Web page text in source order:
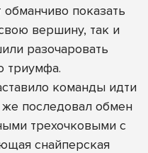
показать
вершину, так и
разочаровать
команды идти
последовал обмен
трехочковыми с
снайперская